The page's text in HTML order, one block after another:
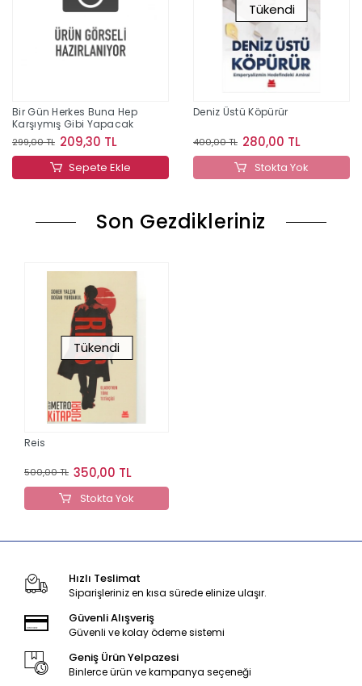
Bir Gün Herkes Buna Hep
Karşıymış Gibi Yapacak
299,00 TL 209,30 TL
Sepete Ekle
Tükendi
Deniz Üstü Köpürür
400,00 TL 280,00 TL
Stokta Yok
Son Gezdikleriniz
Tükendi
Reis
500,00 TL 350,00 TL
Stokta Yok
Hızlı Teslimat
Siparişleriniz en kısa sürede elinize ulaşır.
Güvenli Alışveriş
Güvenli ve kolay ödeme sistemi
Geniş Ürün Yelpazesi
Binlerce ürün ve kampanya seçeneği